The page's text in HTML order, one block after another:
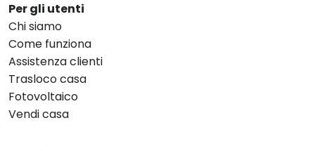
Per gli utenti
Chi siamo
Come funziona
Assistenza clienti
Trasloco casa
Fotovoltaico
Vendi casa